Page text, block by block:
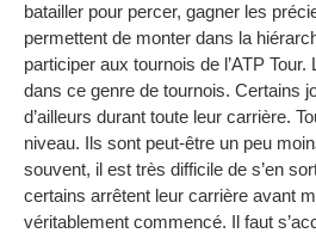
batailler pour percer, gagner les
permettent de monter dans la
participer aux tournois de l’ATP Tour.
dans ce genre de tournois. Certains
d’ailleurs durant toute leur carrière.
niveau. Ils sont peut-être un peu
souvent, il est très difficile de s’en
certains arrêtent leur carrière avant
véritablement commencé. Il faut